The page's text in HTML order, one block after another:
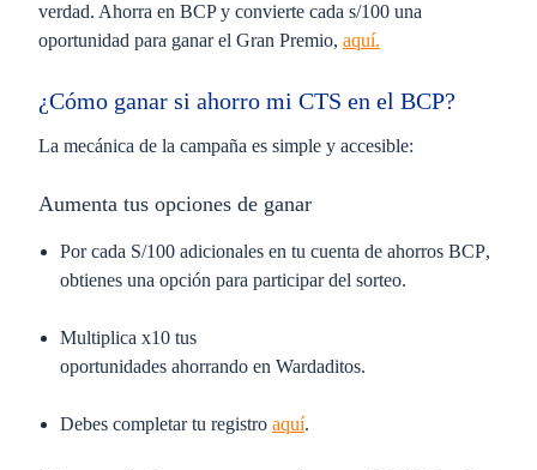
verdad. Ahorra en BCP y convierte cada s/100 una
oportunidad para ganar el Gran Premio, aquí.
¿Cómo ganar si ahorro mi CTS en el BCP?
La mecánica de la campaña es simple y accesible:
Aumenta tus opciones de ganar
Por cada S/100 adicionales en tu cuenta de ahorros BCP,
obtienes una opción para participar del sorteo.
Multiplica x10 tus
oportunidades ahorrando en Wardaditos.
Debes completar tu registro aquí.